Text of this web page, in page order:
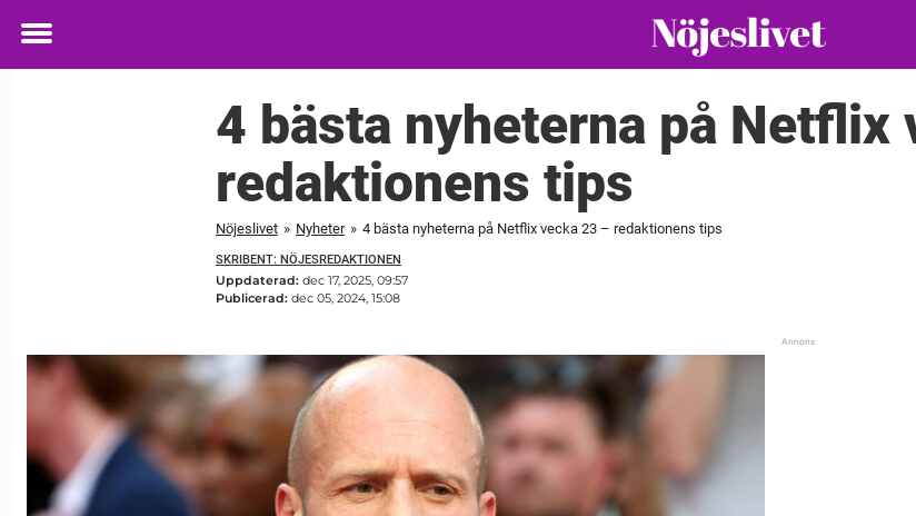
Toggle
4 bästa nyheterna på Netflix
redaktionens tips
Nöjeslivet » Nyheter » 4 bästa nyheterna på Netflix vecka 23 – redaktionens tips
SKRIBENT: NÖJESREDAKTIONEN
Uppdaterad: dec 17, 2025, 09:57
Publicerad: dec 05, 2024, 15:08